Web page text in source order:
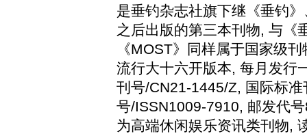
是垂钓杂志社旗下继《垂钓》
之后出版的第三本刊物, 与《
《MOST》同样属于国家级刊
流行大十六开版本, 每月发行
刊号/CN21-1445/Z, 国际标准
号/ISSN1009-7910, 邮发代号
为高端休闲娱乐资讯类刊物,